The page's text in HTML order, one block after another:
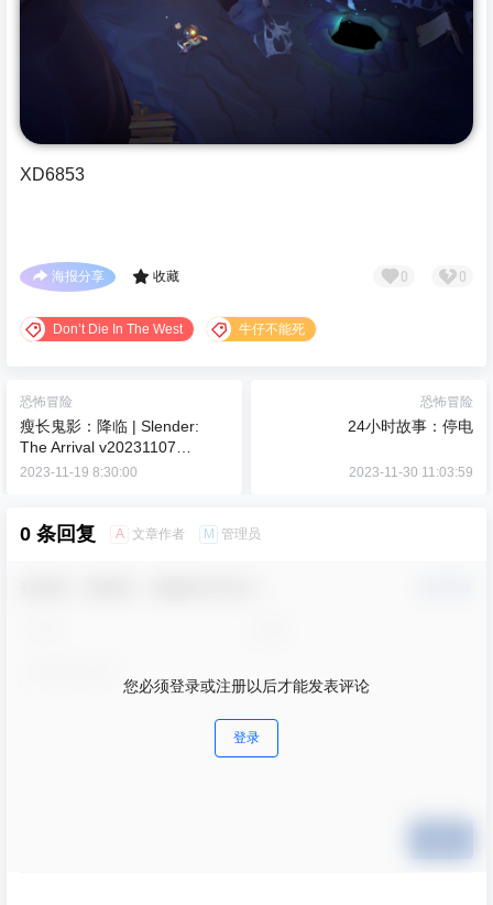
XD6853
海报分享 收藏 0 0
Don’t Die In The West 牛仔不能死
恐怖冒险
瘦长鬼影：降临 | Slender:
The Arrival v20231107
【9.93GB】
2023-11-19 8:30:00
恐怖冒险
24小时故事：停电
2023-11-30 11:03:59
0 条回复 A 文章作者 M 管理员
您必须登录或注册以后才能发表评论
登录